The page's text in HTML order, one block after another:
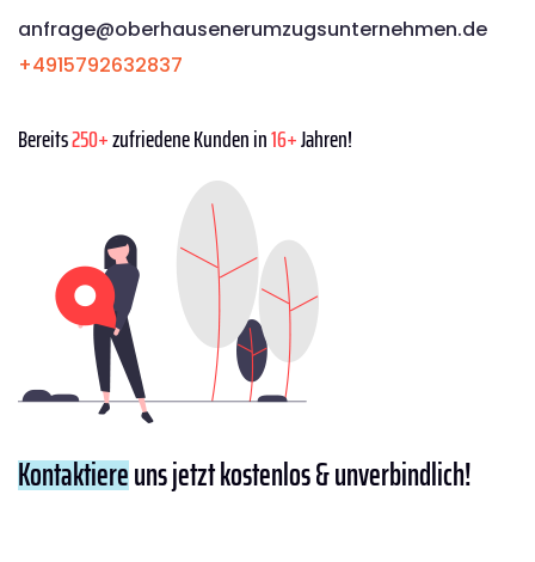
anfrage@oberhausenerumzugsunternehmen.de
+4915792632837
Bereits250+zufriedene Kunden in16+Jahren!
Kontaktiereuns jetzt kostenlos & unverbindlich!